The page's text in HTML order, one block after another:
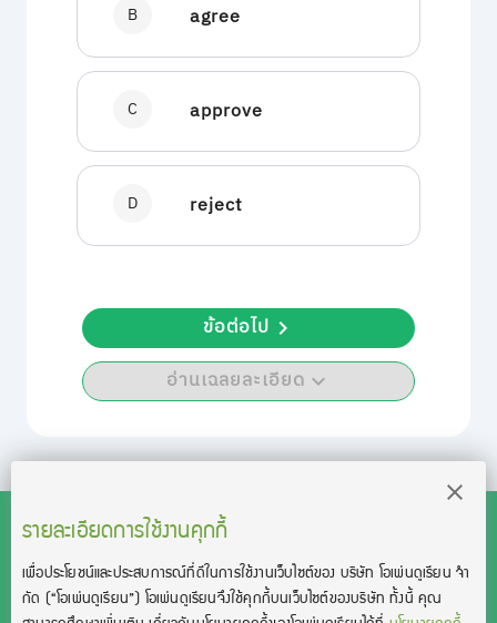
B agree
C approve
D reject
อ่านเฉลยละเอียด
ข้อต่อไป
รายละเอียดการใช้งานคุกกี้
เพื่อประโยชน์และประสบการณ์ที่ดีในการใช้งานเว็บไซต์ของ บริษัท โอเพ่นดูเรียน จํา
กัด (“โอเพ่นดูเรียน”)โอเพ่นดูเรียนจึงใช้คุกกี้บนเว็บไซต์ของบริษัท ทั้งนี้ คุณ
สงวนลิขสิทธิ์โดย บริษัท โอเพ่นดูเรียน จำกัด 2021 ©︎ OpenDurian
Co., Ltd.